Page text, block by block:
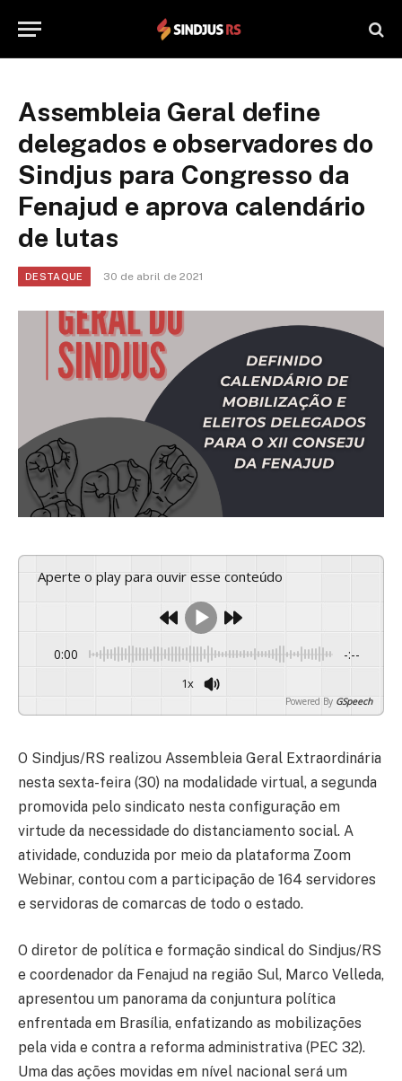
Assembleia Geral define
delegados e observadores do
Sindjus para Congresso da
Fenajud e aprova calendário
de lutas
DESTAQUE 30 de abril de 2021
Aperte o play para ouvir esse conteúdo
0:00 -:--
1x
Powered By GSpeech
O Sindjus/RS realizou Assembleia Geral Extraordinária
nesta sexta-feira (30) na modalidade virtual, a segunda
promovida pelo sindicato nesta configuração em
virtude da necessidade do distanciamento social. A
atividade, conduzida por meio da plataforma Zoom
Webinar, contou com a participação de 164 servidores
e servidoras de comarcas de todo o estado.
O diretor de política e formação sindical do Sindjus/RS
e coordenador da Fenajud na região Sul, Marco Velleda,
apresentou um panorama da conjuntura política
enfrentada em Brasília, enfatizando as mobilizações
pela vida e contra a reforma administrativa (PEC 32).
Uma das ações movidas em nível nacional será um